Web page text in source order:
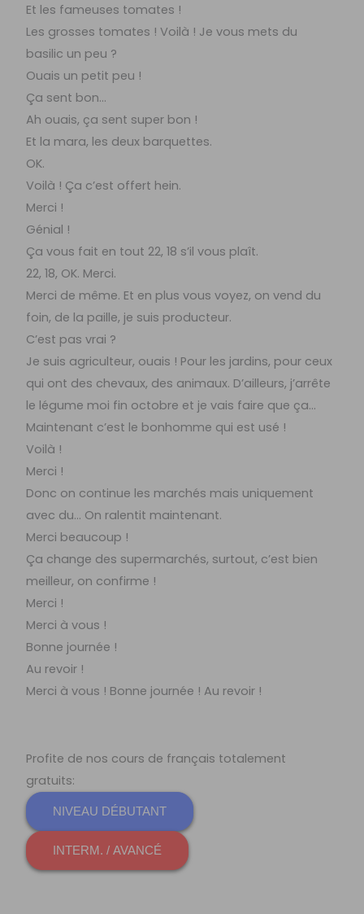
Et les fameuses tomates !
Les grosses tomates ! Voilà ! Je vous mets du
basilic un peu ?
Ouais un petit peu !
Ça sent bon…
Ah ouais, ça sent super bon !
Et la mara, les deux barquettes.
OK.
Voilà ! Ça c’est offert hein.
Merci !
Génial !
Ça vous fait en tout 22, 18 s’il vous plaît.
22, 18, OK. Merci.
Merci de même. Et en plus vous voyez, on vend du
foin, de la paille, je suis producteur.
C’est pas vrai ?
Je suis agriculteur, ouais ! Pour les jardins, pour ceux
qui ont des chevaux, des animaux. D’ailleurs, j’arrête
le légume moi fin octobre et je vais faire que ça…
Maintenant c’est le bonhomme qui est usé !
Voilà !
Merci !
Donc on continue les marchés mais uniquement
avec du… On ralentit maintenant.
Merci beaucoup !
Ça change des supermarchés, surtout, c’est bien
meilleur, on confirme !
Merci !
Merci à vous !
Bonne journée !
Au revoir !
Merci à vous ! Bonne journée ! Au revoir !
Profite de nos cours de français totalement
gratuits:
NIVEAU DÉBUTANT
INTERM. / AVANCÉ